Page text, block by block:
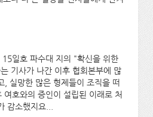
일호 파수대 지의 "확신을 위한
기사가 나간 이후 협회본부에 많
, 실망한 많은 형제들이 조직을 떠
여호와의 증인이 설립된 이래로 처
감소했지요...